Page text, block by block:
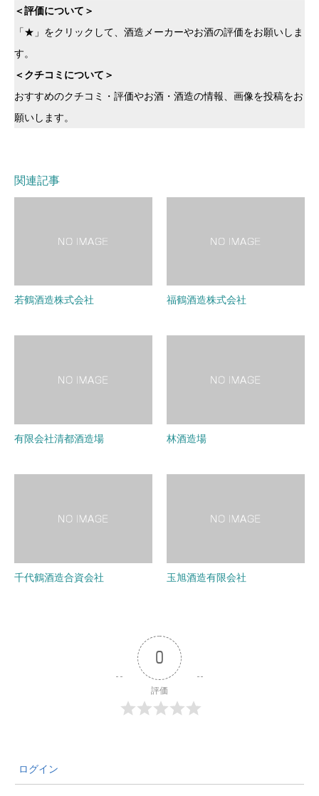
＜評価について＞
「★」をクリックして、酒造メーカーやお酒の評価をお願いしま
す。
＜クチコミについて＞
おすすめのクチコミ・評価やお酒・酒造の情報、画像を投稿をお
願いします。
関連記事
若鶴酒造株式会社 福鶴酒造株式会社
有限会社清都酒造場 林酒造場
千代鶴酒造合資会社 玉旭酒造有限会社
0
評価
ログイン